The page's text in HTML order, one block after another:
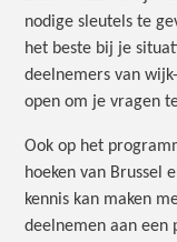
nodige sleutels te
het beste bij je
deelnemers van
open om je vragen
Ook op het
hoeken van Brussel
kennis kan maken
deelnemen aan